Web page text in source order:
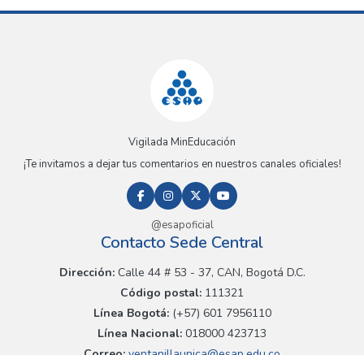
Vigilada MinEducación
¡Te invitamos a dejar tus comentarios en nuestros canales oficiales!
@esapoficial
Contacto Sede Central
Dirección:Calle 44 # 53 - 37, CAN, Bogotá D.C.
Código postal: 111321
Línea Bogotá:(+57) 601 7956110
Línea Nacional: 018000 423713